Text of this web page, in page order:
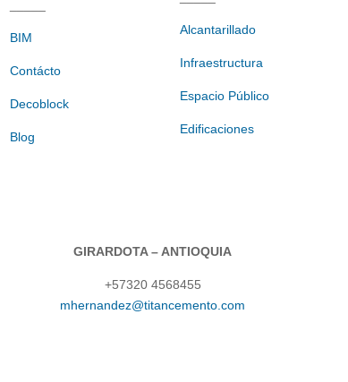
BIM
Contácto
Decoblock
Blog
Alcantarillado
Infraestructura
Espacio Público
Edificaciones
GIRARDOTA – ANTIOQUIA
+57320 4568455
mhernandez@titancemento.com